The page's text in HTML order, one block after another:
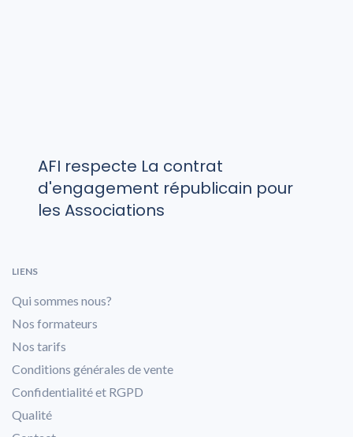
AFI respecte La contrat
d'engagement républicain pour
les Associations
LIENS
Qui sommes nous?
Nos formateurs
Nos tarifs
Conditions générales de vente
Confidentialité et RGPD
Qualité